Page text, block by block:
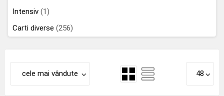
Intensiv (1)
Carti diverse (256)
cele mai vândute 48